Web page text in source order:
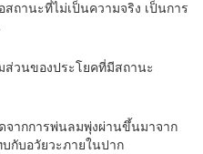
ถานะที่ไม่เป็นความจริง เป็นการ
ส่วนของประโยคที่มีสถานะ
จากการพ่นลมพุ่งผ่านขึ้นมาจาก
กับอวัยวะภายในปาก